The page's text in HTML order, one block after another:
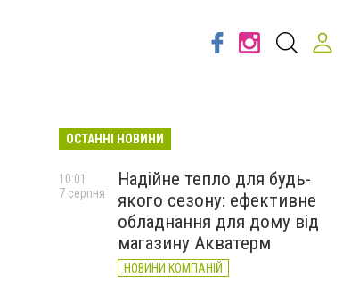
ОСТАННІ НОВИНИ
Надійне тепло для будь-
якого сезону: ефективне
обладнання для дому від
магазину Акватерм
НОВИНИ КОМПАНІЙ
10:01
7 серпня